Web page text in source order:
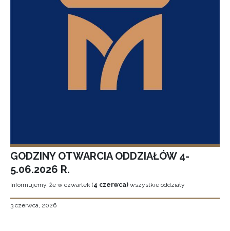
GODZINY OTWARCIA ODDZIAŁÓW 4-
5.06.2026 R.
Informujemy, że w czwartek (4 czerwca) wszystkie oddziały
3 czerwca, 2026